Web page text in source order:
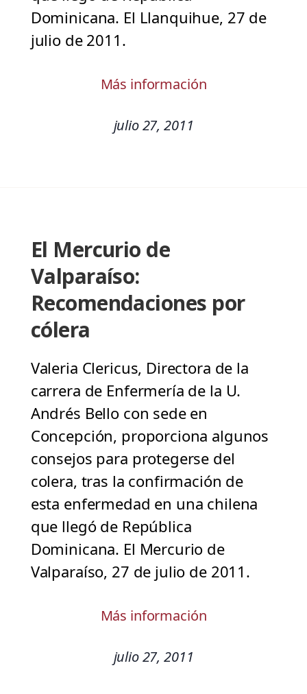
Dominicana. El Llanquihue, 27 de
julio de 2011.
Más información
julio 27, 2011
El Mercurio de
Valparaíso:
Recomendaciones por
cólera
Valeria Clericus, Directora de la
carrera de Enfermería de la U.
Andrés Bello con sede en
Concepción, proporciona algunos
consejos para protegerse del
colera, tras la confirmación de
esta enfermedad en una chilena
que llegó de República
Dominicana. El Mercurio de
Valparaíso, 27 de julio de 2011.
Más información
julio 27, 2011